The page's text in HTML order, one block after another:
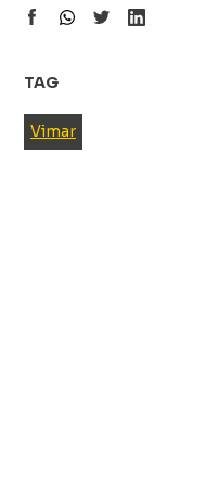
TAG
Vimar